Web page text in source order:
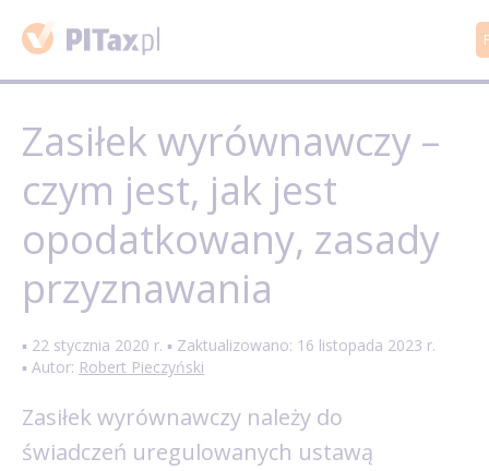
Zasiłek wyrównawczy –
czym jest, jak jest
opodatkowany, zasady
przyznawania
▪ 22 stycznia 2020 r. ▪ Zaktualizowano: 16 listopada 2023 r.
▪ Autor: Robert Pieczyński
Zasiłek wyrównawczy należy do
świadczeń uregulowanych ustawą